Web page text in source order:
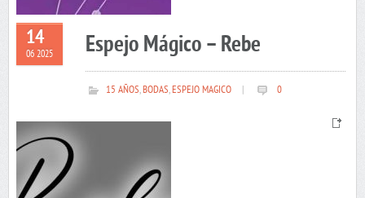
14
06 2025 Espejo Mágico – Rebe
15 AÑOS,BODAS,ESPEJO MAGICO 0